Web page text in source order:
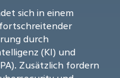
sich in einem
durch
(KI) und
Zusätzlich fordern